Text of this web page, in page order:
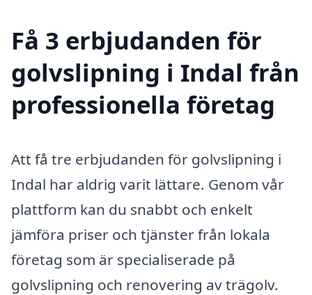
Få 3 erbjudanden för
golvslipning i Indal från
professionella företag
Att få tre erbjudanden för golvslipning i
Indal har aldrig varit lättare. Genom vår
plattform kan du snabbt och enkelt
jämföra priser och tjänster från lokala
företag som är specialiserade på
golvslipning och renovering av trägolv.